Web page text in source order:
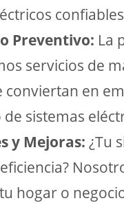
Preventivo: La
servicios de
conviertan en
sistemas
y Mejoras: ¿Tu
hogar o